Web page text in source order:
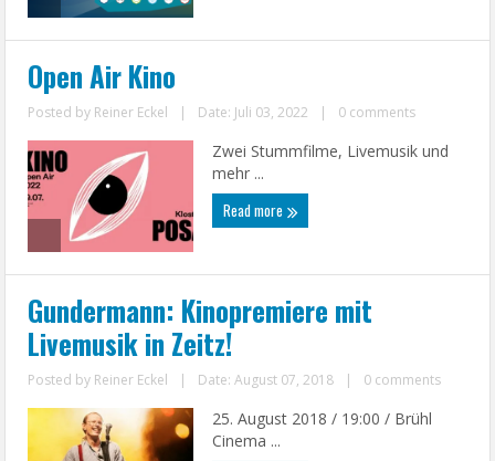
Open Air Kino
Posted by Reiner Eckel | Date: Juli 03, 2022 | 0 comments
Zwei Stummfilme, Livemusik und
mehr ...
Read more
Gundermann: Kinopremiere mit
Livemusik in Zeitz!
Posted by Reiner Eckel | Date: August 07, 2018 | 0 comments
25. August 2018 / 19:00 / Brühl
Cinema ...